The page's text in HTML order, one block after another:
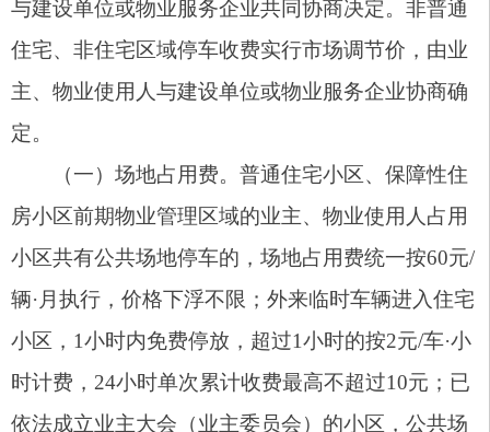
位租赁费实行政府指导价管理，年度最高不超过
1800元/年·车位（折合150元/月·车位），价格下浮
不限，由业主、物业使用人与建设单位或其委托的
建设单位委托物业服务企业收取车位租赁费的，必
须签订书面委托合同；未签订书面委托合同的，物
业服务企业不得代为收取车位租赁费。建设单位需
从车位租赁费收入中，按协商比例向物业企业支付
停车服务报酬。其他物业管理区域的车位租赁费实
物业服务企业只能向业主收取场地占用费、停
车服务费、车位租赁费中的一项，不得重复收取。
三、收费争议三级调处机制